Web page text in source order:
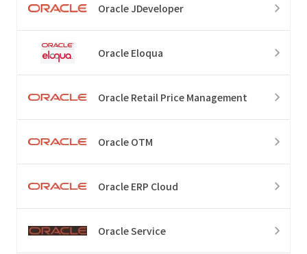
Oracle JDeveloper
Oracle Eloqua
Oracle Retail Price Management
Oracle OTM
Oracle ERP Cloud
Oracle Service